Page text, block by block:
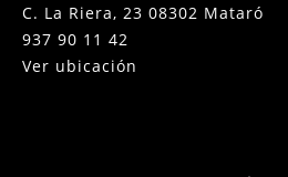
C. La Riera, 23 08302 Mataró
937 90 11 42
Ver ubicación